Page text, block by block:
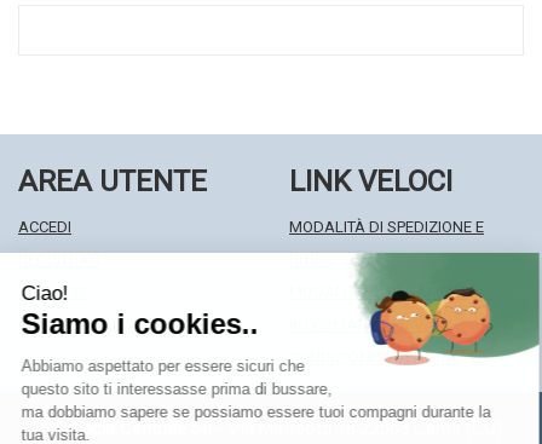
AREA UTENTE
ACCEDI
WISHLIST
ISCRIZIONE ALLA NEWSLETTER
LINK VELOCI
MODALITÀ DI SPEDIZIONE E
MODALITÀ DI PAGAMENTO
INFORMATIVA PRIVACY
CONDIZIONI DI VENDITA
Farmacia Centrale Srl